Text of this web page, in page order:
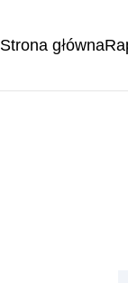
Strona główna